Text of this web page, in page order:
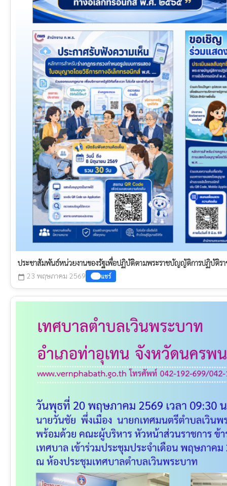
ประชาสัมพันธ์หน่วยงานของรัฐเพื่อปฏิบัติตามพระราชบัญญัติการปฏิบัติรา
calendar_today 23 พฤษภาคม 2569 แชร์